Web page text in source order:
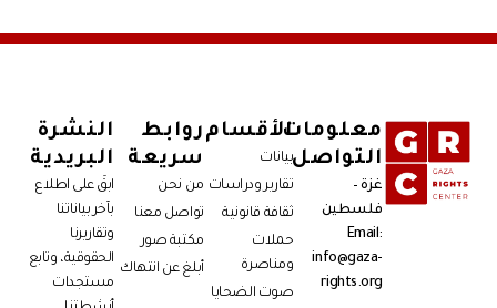
معلومات
التواصل
غزة –
فلسطين
Email:
info@gaza-
rights.org
الأقسام
بيانات
تقارير ودراسات
ثقافة قانونية
حملات
ومناصرة
صوت الضحايا
روابط
سريعة
من نحن
تواصل معنا
مكتبة صور
أبلغ عن انتهاك
النشرة
البريدية
ابقَ على اطلاع
بآخر بياناتنا
وتقاريرنا
الحقوقية، وتابع
مستجدات